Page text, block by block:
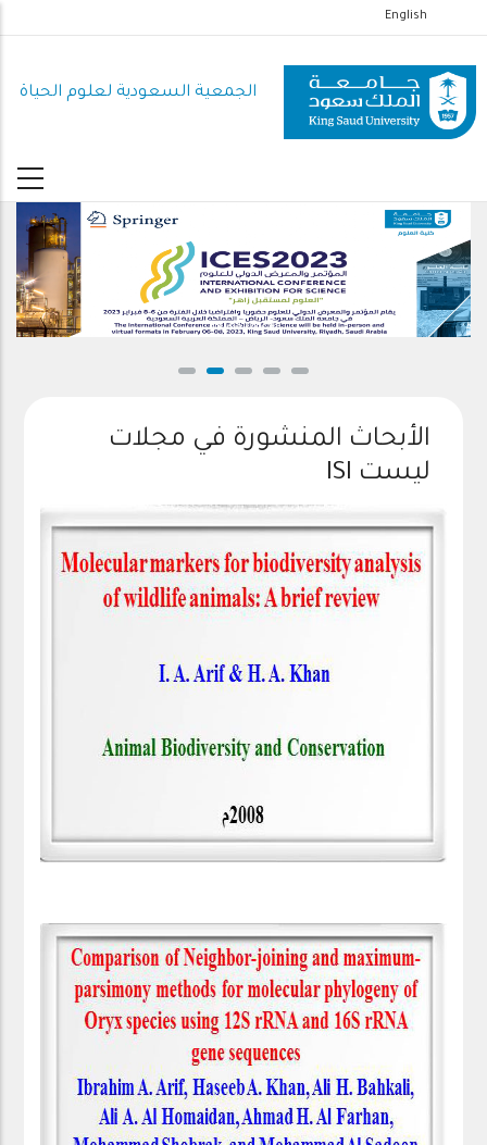
إلى
المحتوى
الرئيسي
English
الجمعية السعودية لعلوم الحياة
الدعوة للمشاركة
الأبحاث المنشورة في مجلات
ليست ISI